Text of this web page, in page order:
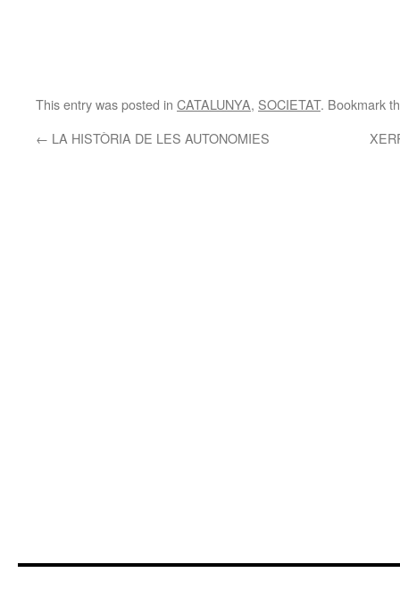
This entry was posted in CATALUNYA, SOCIETAT. Bookmark
← LA HISTÒRIA DE LES AUTONOMIES